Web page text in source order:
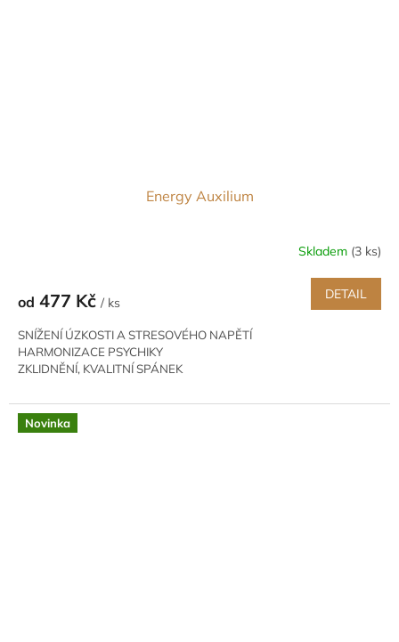
Energy Auxilium
Skladem (3 ks)
od 477 Kč / ks
DETAIL
SNÍŽENÍ ÚZKOSTI A STRESOVÉHO NAPĚTÍ
HARMONIZACE PSYCHIKY
ZKLIDNĚNÍ, KVALITNÍ SPÁNEK
Novinka